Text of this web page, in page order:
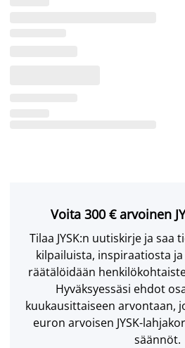
Voita 300 € arvoinen
Tilaa JYSK:n uutiskirje ja saa
kilpailuista, inspiraatiosta
räätälöidään
Hyväksyessäsi ehdot
kuukausittaiseen arvontaan,
euron arvoisen JYSK-
säännöt.